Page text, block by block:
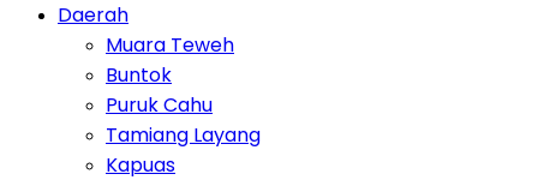
Daerah
Muara Teweh
Buntok
Puruk Cahu
Tamiang Layang
Kapuas